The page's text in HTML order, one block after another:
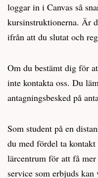
loggar in i Canvas så
kursinstruktionerna. Är
ifrån att du slutat och
Om du bestämt dig för
inte kontakta oss. Du
antagningsbesked på
Som student på en
du med fördel ta
lärcentrum för att få
service som erbjuds